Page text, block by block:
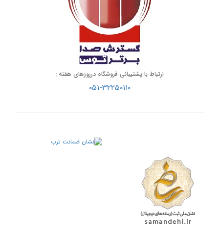
ارتباط با پشتیبانی فروشگاه درروزهای هفته :
۰۵۱-۳۲۲۵۰۱۱۰